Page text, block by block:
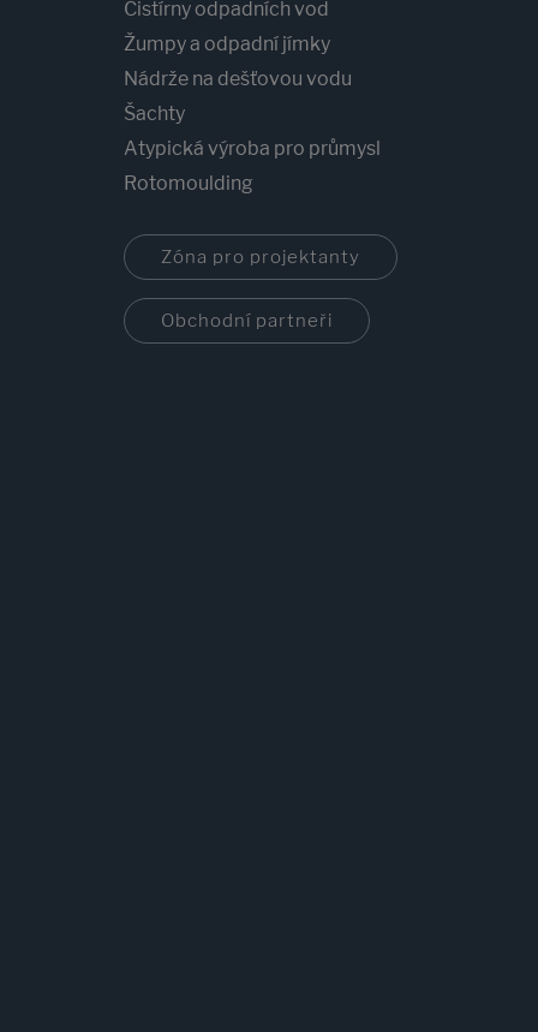
Čistírny odpadních vod
Žumpy a odpadní jímky
Nádrže na dešťovou vodu
Šachty
Atypická výroba pro průmysl
Rotomoulding
Zóna pro projektanty
Obchodní partneři